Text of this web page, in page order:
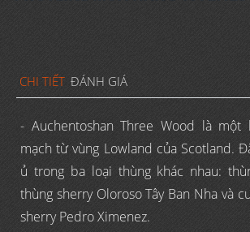
CHI TIẾT ĐÁNH GIÁ
- Auchentoshan Three Wood là một
mạch từ vùng Lowland của Scotland.
ủ trong ba loại thùng khác nhau:
thùng sherry Oloroso Tây Ban Nha và
sherry Pedro Ximenez.